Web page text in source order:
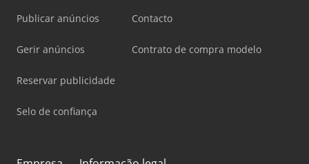
Publicar anúncios
Gerir anúncios
Reservar publicidade
Selo de confiança
Contacto
Contrato de compra modelo